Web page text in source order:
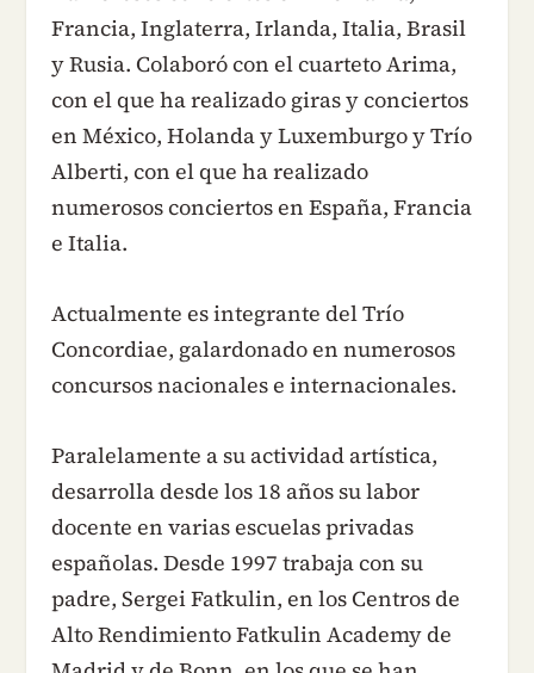
Francia, Inglaterra, Irlanda, Italia, Brasil
y Rusia. Colaboró con el cuarteto Arima,
con el que ha realizado giras y conciertos
en México, Holanda y Luxemburgo y Trío
Alberti, con el que ha realizado
numerosos conciertos en España, Francia
e Italia.
Actualmente es integrante del Trío
Concordiae, galardonado en numerosos
concursos nacionales e internacionales.
Paralelamente a su actividad artística,
desarrolla desde los 18 años su labor
docente en varias escuelas privadas
españolas. Desde 1997 trabaja con su
padre, Sergei Fatkulin, en los Centros de
Alto Rendimiento Fatkulin Academy de